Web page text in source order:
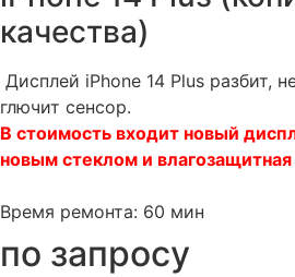
качества)
Дисплей iPhone 14 Plus разбит,
глючит сенсор.
В стоимость входит новый
новым стеклом и
Время ремонта: 60 мин
по запросу​